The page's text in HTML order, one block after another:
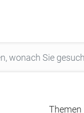
Themen